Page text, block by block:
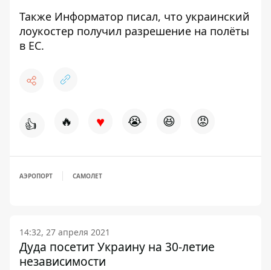
Также Информатор писал, что украинский
лоукостер получил разрешение на полёты
в ЕС.
👍 🔥 ♥ 😭 😆 😡
АЭРОПОРТ САМОЛЕТ
14:32, 27 апреля 2021
Дуда посетит Украину на 30-летие
независимости